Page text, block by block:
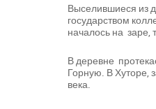
Выселившиеся из
государством
началось на заре,
В деревне
Горную. В Хуторе,
века.